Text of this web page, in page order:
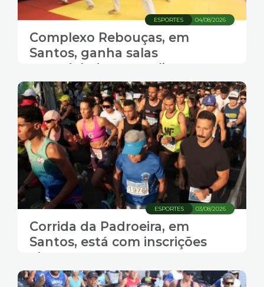
04/08/2026
ESPORTES
Complexo Rebouças, em
Santos, ganha salas
remodeladas e amplia
atendimento em várias
atividades físicas
03/08/2026
ESPORTES
Corrida da Padroeira, em
Santos, está com inscrições
abertas